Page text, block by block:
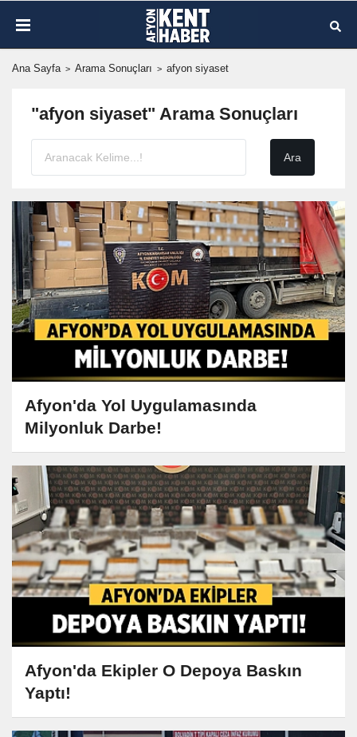
Ana Sayfa Arama Sonuçları afyon siyaset
"afyon siyaset" Arama Sonuçları
Afyon'da Yol Uygulamasında
Milyonluk Darbe!
Afyon'da Ekipler O Depoya Baskın
Yaptı!